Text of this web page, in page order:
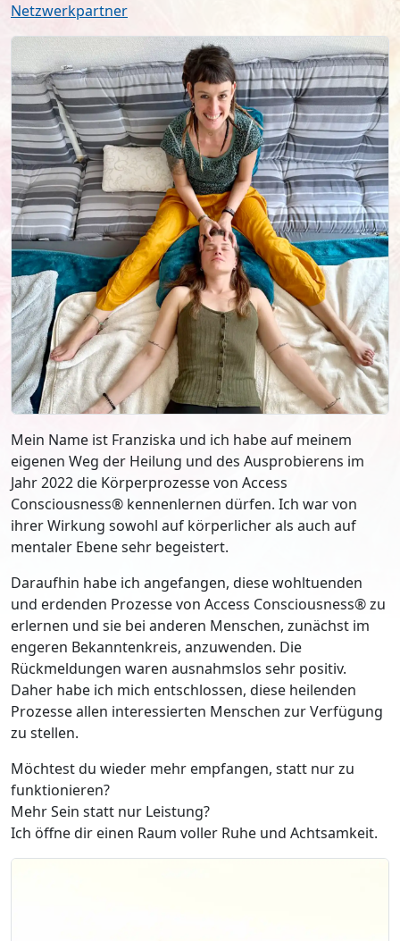
Netzwerkpartner
Mein Name ist Franziska und ich habe auf meinem
eigenen Weg der Heilung und des Ausprobierens im
Jahr 2022 die Körperprozesse von Access
Consciousness® kennenlernen dürfen. Ich war von
ihrer Wirkung sowohl auf körperlicher als auch auf
mentaler Ebene sehr begeistert.
Daraufhin habe ich angefangen, diese wohltuenden
und erdenden Prozesse von Access Consciousness® zu
erlernen und sie bei anderen Menschen, zunächst im
engeren Bekanntenkreis, anzuwenden. Die
Rückmeldungen waren ausnahmslos sehr positiv.
Daher habe ich mich entschlossen, diese heilenden
Prozesse allen interessierten Menschen zur Verfügung
zu stellen.
Möchtest du wieder mehr empfangen, statt nur zu
funktionieren?
Mehr Sein statt nur Leistung?
Ich öffne dir einen Raum voller Ruhe und Achtsamkeit.